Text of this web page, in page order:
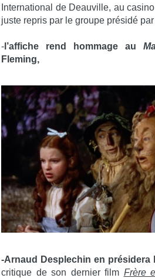
International de Deauville, au
juste repris par le groupe présidé
- l’affiche rend hommage au
Fleming,
-Arnaud Desplechin en présidera
critique de son dernier film Frère